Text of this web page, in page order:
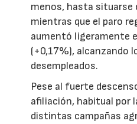
menos, hasta situarse
mientras que el paro
aumentó ligeramente
(+0,17%), alcanzando
desempleados.
Pese al fuerte
afiliación, habitual por
distintas campañas